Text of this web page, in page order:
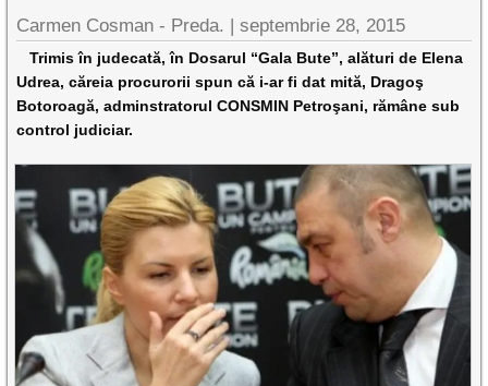
Carmen Cosman - Preda. |septembrie 28, 2015
Trimis în judecată, în Dosarul “Gala Bute”, alături de Elena
Udrea, căreia procurorii spun că i-ar fi dat mită, Dragoş
Botoroagă, adminstratorul CONSMIN Petroşani, rămâne sub
control judiciar.